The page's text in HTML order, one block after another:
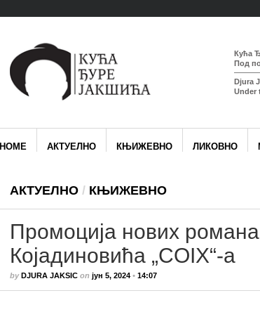
Кућа
Под
Djura
Under
HOME АКТУЕЛНО КЊИЖЕВНО ЛИКОВНО
АКТУЕЛНО / КЊИЖЕВНО
Промоција нових
Којадиновића „COIX“-a
byDJURA JAKSICon јун 5, 2024• 14:07